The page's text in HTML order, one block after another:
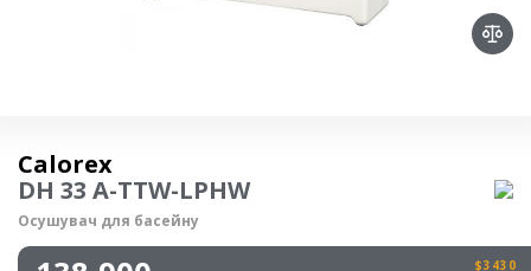
Осушувач повітря
Calorex
DH 33 A-TTW-LPHW
Осушувач для басейну
$3430